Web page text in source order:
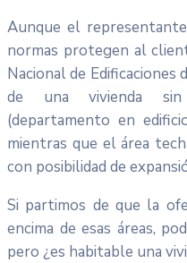
Aunque el
normas protegen al
Nacional de Edificaciones
de una vivienda sin
(departamento en
mientras que el área
con posibilidad de
Si partimos de que la
encima de esas áreas,
pero ¿es habitable una